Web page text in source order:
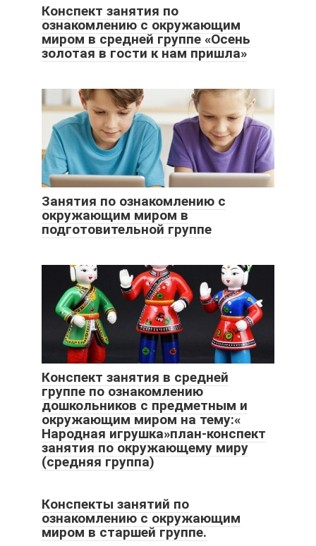
Конспект занятия по
ознакомлению с окружающим
миром в средней группе «Осень
золотая в гости к нам пришла»
Занятия по ознакомлению с
окружающим миром в
подготовительной группе
Конспект занятия в средней
группе по ознакомлению
дошкольников с предметным и
окружающим миром на тему:«
Народная игрушка»план-конспект
занятия по окружающему миру
(средняя группа)
Конспекты занятий по
ознакомлению с окружающим
миром в старшей группе.